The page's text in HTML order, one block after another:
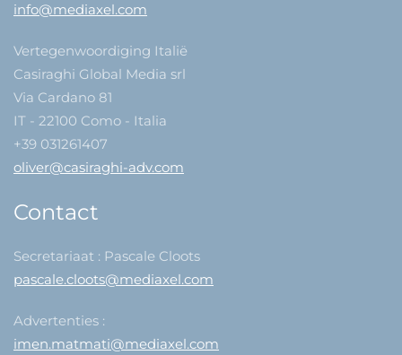
info@mediaxel.com
Vertegenwoordiging Italië
Casiraghi Global Media srl
Via Cardano 81
IT - 22100 Como - Italia
+39 031261407
oliver@casiraghi-adv.com
Contact
Secretariaat : Pascale Cloots
pascale.cloots@mediaxel.com
Advertenties :
imen.matmati@mediaxel.com